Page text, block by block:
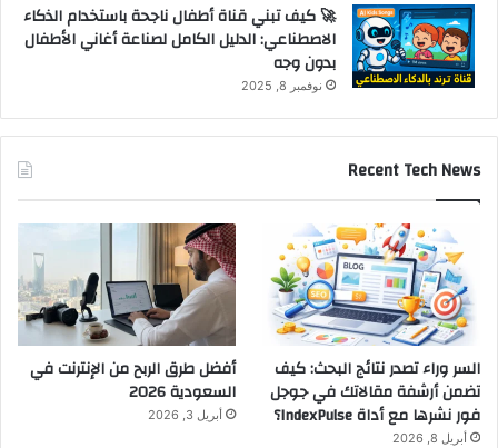
🚀 كيف تبني قناة أطفال ناجحة باستخدام الذكاء
الاصطناعي: الدليل الكامل لصناعة أغاني الأطفال
بدون وجه
نوفمبر 8, 2025
Recent Tech News
السر وراء تصدر نتائج البحث: كيف
تضمن أرشفة مقالاتك في جوجل
فور نشرها مع أداة IndexPulse؟
أبريل 8, 2026
أفضل طرق الربح من الإنترنت في
السعودية 2026
أبريل 3, 2026